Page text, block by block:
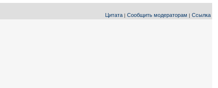
Цитата | Сообщить модераторам | Ссылка